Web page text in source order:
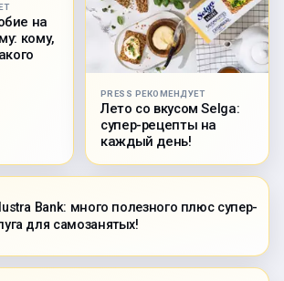
на
кому,
PRESS РЕКОМЕНДУЕТ
Лето со вкусом Selga:
супер-рецепты на
каждый день!
Bank: много полезного плюс супер-
для самозанятых!